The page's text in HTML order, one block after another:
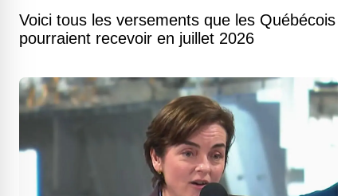
Voici tous les versements que les Québécois
pourraient recevoir en juillet 2026